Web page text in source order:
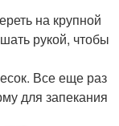
на крупной
рукой, чтобы
Все еще раз
для запекания